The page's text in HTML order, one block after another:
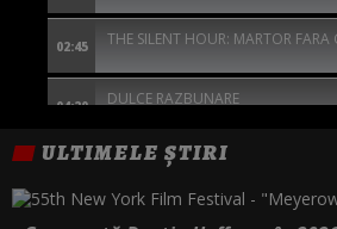
02:45 THE SILENT HOUR: MARTOR FARA
04:20 DULCE RAZBUNARE
ULTIMELE ȘTIRI